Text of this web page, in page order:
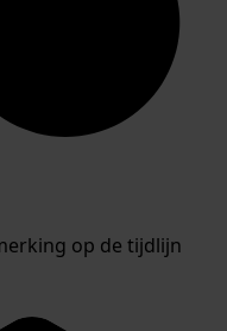
op de tijdlijn